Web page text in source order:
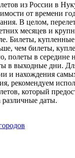
из России в
от времени
В целом,
месяцев и
Билеты, купленные
чем билеты,
полеты в середине
в выходные дни.
и нахождения
рекомендуем
который
даты.